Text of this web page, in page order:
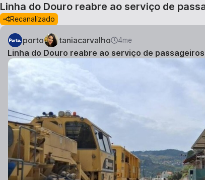
Linha do Douro reabre ao serviço de
Recanalizado
porto taniacarvalho 4me
Linha do Douro reabre ao serviço de